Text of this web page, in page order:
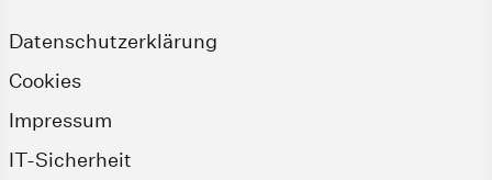
Datenschutzerklärung
Cookies
Impressum
IT-Sicherheit